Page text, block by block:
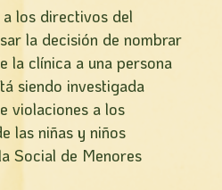
a los directivos del
la decisión de nombrar
la clí­nica a una persona
siendo investigada
violaciones a los
las niñas y niños
Social de Menores